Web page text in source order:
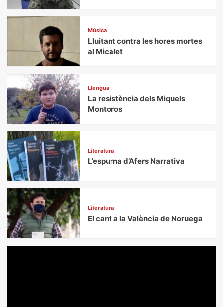
Música
Lluitant contra les hores mortes
al Micalet
Llengua
La resistència dels Miquels
Montoros
Literatura
L’espurna d’Afers Narrativa
Literatura
El cant a la València de Noruega